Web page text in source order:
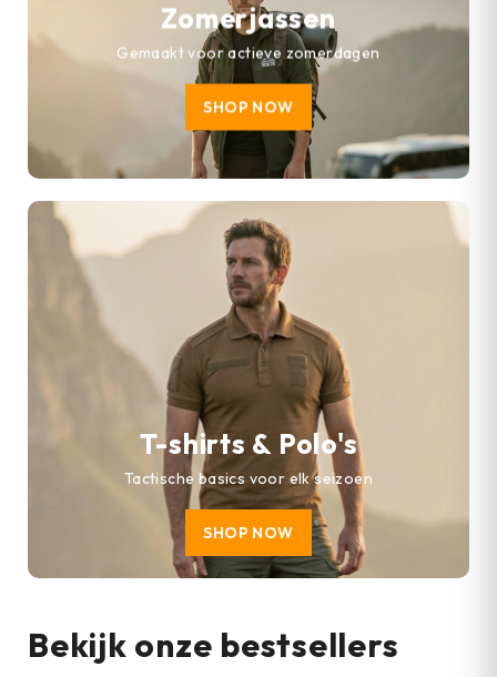
Zomerjassen
Gemaakt voor actieve zomerdagen
SHOP NOW
T-shirts & Polo's
Tactische basics voor elk seizoen
SHOP NOW
Bekijk onze bestsellers